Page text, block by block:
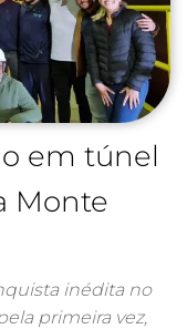
em túnel
Monte
inédita no
primeira vez,